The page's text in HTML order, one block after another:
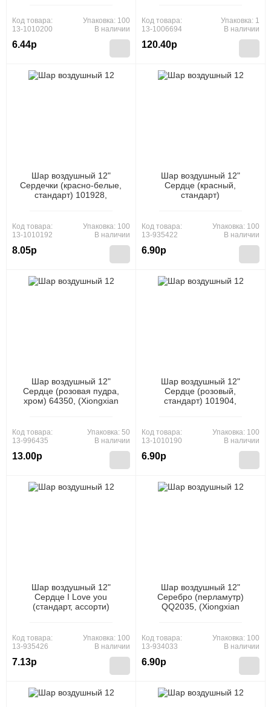
Код товара:
13-1010200
6.44р
Упаковка: 100
В наличии
КОМПЛЕКТОМ)
2AVP10161, (АВ-Принт)
Код товара:
13-1006694
120.40р
Упаковка: 1
В наличии
Шар воздушный 12"
Сердечки (красно-белые,
стандарт) 101928,
Код товара:
13-1010192
8.05р
Упаковка: 100
В наличии
Шар воздушный 12"
Сердце (красный,
стандарт)
Products Co., Ltd)
Код товара:
13-935422
6.90р
Упаковка: 100
В наличии
Шар воздушный 12"
Сердце (розовая пудра,
хром) 64350, (Xiongxian
Код товара:
13-996435
13.00р
Упаковка: 50
В наличии
Шар воздушный 12"
Сердце (розовый,
стандарт) 101904,
Код товара:
13-1010190
6.90р
Упаковка: 100
В наличии
Шар воздушный 12"
Сердце I Love you
(стандарт, ассорти)
Co., Ltd)
Код товара:
13-935426
7.13р
Упаковка: 100
В наличии
Шар воздушный 12"
Серебро (перламутр)
QQ2035, (Xiongxian
Код товара:
13-934033
6.90р
Упаковка: 100
В наличии